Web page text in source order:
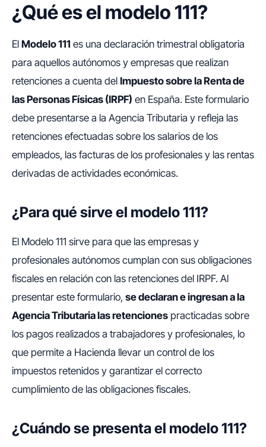
¿Qué es el modelo 111?
El Modelo 111 es una declaración trimestral obligatoria
para aquellos autónomos y empresas que realizan
retenciones a cuenta del Impuesto sobre la Renta de
las Personas Físicas (IRPF) en España. Este formulario
debe presentarse a la Agencia Tributaria y refleja las
retenciones efectuadas sobre los salarios de los
empleados, las facturas de los profesionales y las rentas
derivadas de actividades económicas.
¿Para qué sirve el modelo 111?
El Modelo 111 sirve para que las empresas y
profesionales autónomos cumplan con sus obligaciones
fiscales en relación con las retenciones del IRPF. Al
presentar este formulario, se declaran e ingresan a la
Agencia Tributaria las retenciones practicadas sobre
los pagos realizados a trabajadores y profesionales, lo
que permite a Hacienda llevar un control de los
impuestos retenidos y garantizar el correcto
cumplimiento de las obligaciones fiscales.
¿Cuándo se presenta el modelo 111?